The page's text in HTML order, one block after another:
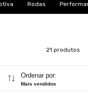
Rodas
21 produtos
Ordenar por:
Mais vendidos